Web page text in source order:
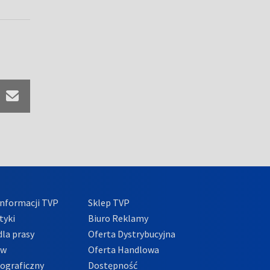
TVP
prasy
Sklep TVP
Biuro Reklamy
Oferta Dystrybucyjna
Oferta Handlowa
Dostępność